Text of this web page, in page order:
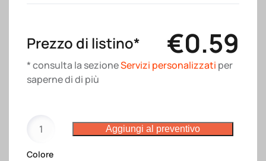
Prezzo di listino* €0.59
* consulta la sezioneServizi personalizzati per
saperne di di più
scatto
Aggiungi al preventivo
Colore